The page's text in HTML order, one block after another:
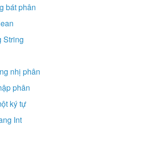
bát phân
String
nhị phân
phân
ký tự
Int